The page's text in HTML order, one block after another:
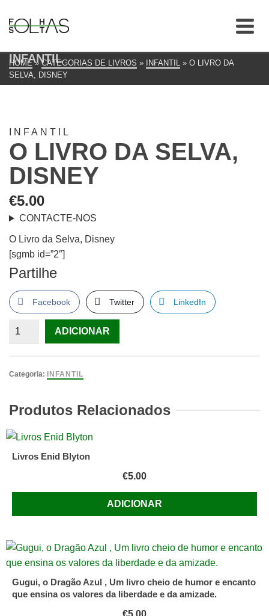
INFANTIL
HOME » CATEGORIAS DE LIVROS » INFANTIL » O LIVRO DA
SELVA, DISNEY
INFANTIL
O LIVRO DA SELVA,
DISNEY
€5.00
CONTACTE-NOS
O Livro da Selva, Disney
[sgmb id=”2″]
Partilhe
Facebook Twitter LinkedIn
Quantidade
Livro
Disney
ADICIONAR
Categoria: INFANTIL
Produtos Relacionados
Livros Enid Blyton
€5.00
ADICIONAR
Gugui, o Dragão Azul , Um livro cheio de humor e encanto
que ensina os valores da liberdade e da amizade.
€5.00